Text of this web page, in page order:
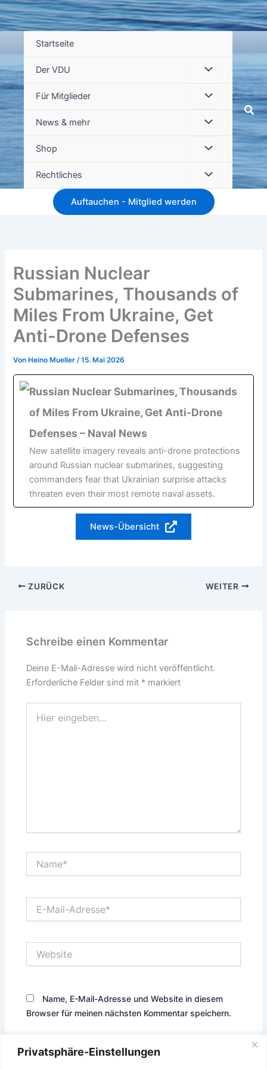
Privatsphäre-Einstellungen
Startseite
Der VDU
Für Mitglieder
News & mehr
Shop
Rechtliches
Auftauchen - Mitglied werden
Russian Nuclear
Submarines, Thousands of
Miles From Ukraine, Get
Anti-Drone Defenses
Von Heino Mueller/15. Mai 2026
Russian Nuclear Submarines, Thousands
of Miles From Ukraine, Get Anti-Drone
Defenses – Naval News
New satellite imagery reveals anti-drone protections
around Russian nuclear submarines, suggesting
commanders fear that Ukrainian surprise attacks
threaten even their most remote naval assets.
News-Übersicht
ZURÜCK WEITER
Schreibe einen Kommentar
Deine E-Mail-Adresse wird nicht veröffentlicht.
Erforderliche Felder sind mit * markiert
eingeben…
Mail-
Name, E-Mail-Adresse und Website in diesem
Browser für meinen nächsten Kommentar speichern.